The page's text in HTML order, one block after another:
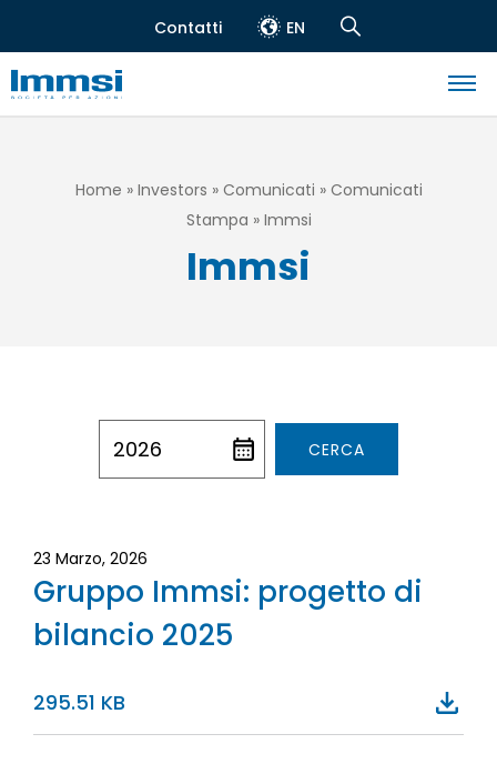
al
contenuto
principale
Header
Contatti EN
Navigation
Navigazione
Briciole
Home Investors Comunicati
Comunicati
Stampa Immsi
Immsi
23 Marzo, 2026
Gruppo Immsi: progetto di
bilancio 2025
295.51 KB